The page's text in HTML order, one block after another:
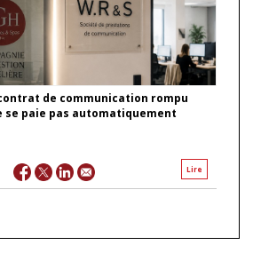
contrat de communication rompu
se paie pas automatiquement
Lire